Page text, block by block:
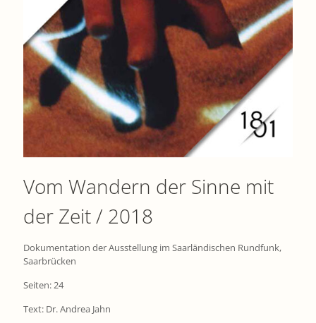
Vom Wandern der Sinne mit
der Zeit / 2018
Dokumentation der Ausstellung im Saarländischen Rundfunk,
Saarbrücken
Seiten: 24
Text: Dr. Andrea Jahn